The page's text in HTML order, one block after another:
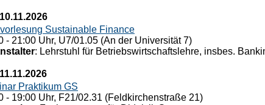
Sustainable Finance
- 21:00 Uhr, U7/01.05 (An der Universität 7)
: Lehrstuhl für Betriebswirtschaftslehre, insbes.
Praktikum GS
- 19:00 Uhr, F21/02.31 (Feldkirchenstraße 21)